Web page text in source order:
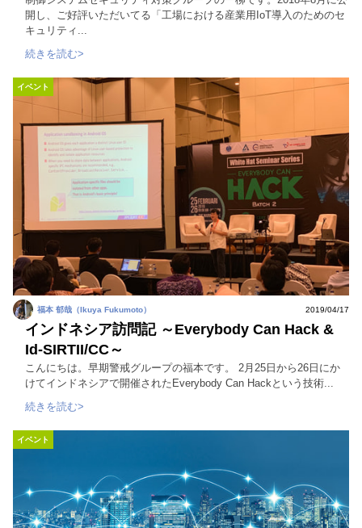
開し、ご好評いただいてる「工場における産業用IoT導入のためのセ
キュリティ...
続きを読む>
イベント
福本 郁哉（Ikuya Fukumoto） 2019/04/17
インドネシア訪問記 ～Everybody Can Hack &
Id-SIRTII/CC～
こんにちは。早期警戒グループの福本です。 2月25日から26日にか
けてインドネシアで開催されたEverybody Can Hackという技術...
続きを読む>
イベント